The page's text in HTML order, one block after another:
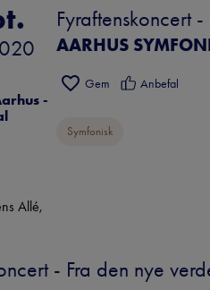
-
Fyraftenskoncert
AARHUS
Gem Anbefal
Symfonisk
Allé,
- Fra den nye